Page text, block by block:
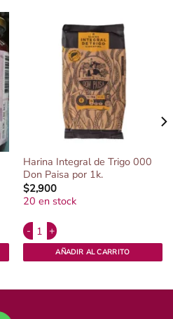
del Jardín cantidad
Harina Integral de Trigo 000
Don Paisa por 1k.
$2,900
20 en stock
Harina Integral de Trigo 000 Don
AÑADIR AL CARRITO